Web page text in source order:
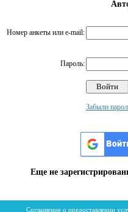
Номер анкеты или e-mail:
Пароль:
Забыли
Еще не
Соглашение о предоставлении